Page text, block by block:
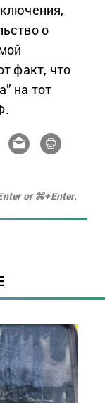
о
факт, что
на тот
or ⌘+Enter.